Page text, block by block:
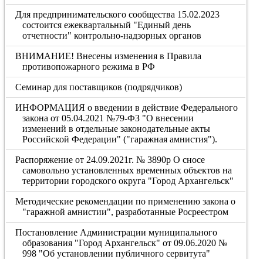
Для предпринимательского сообщества 15.02.2023
состоится ежеквартальный "Единый день
отчетности" контрольно-надзорных органов
ВНИМАНИЕ! Внесены изменения в Правила
противопожарного режима в РФ
Семинар для поставщиков (подрядчиков)
ИНФОРМАЦИЯ о введении в действие Федерального
закона от 05.04.2021 №79-ФЗ "О внесении
изменений в отдельные законодательные акты
Российской Федерации" ("гаражная амнистия").
Распоряжение от 24.09.2021г. № 3890р О сносе
самовольно установленных временных объектов на
территории городского округа "Город Архангельск"
Методические рекомендации по применению закона о
"гаражной амнистии", разработанные Росреестром
Постановление Администрации муниципального
образования "Город Архангельск" от 09.06.2020 №
998 "Об установлении публичного сервитута"